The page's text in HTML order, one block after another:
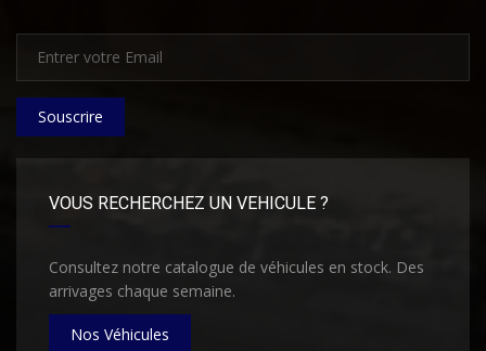
Souscrire
VOUS RECHERCHEZ UN VEHICULE ?
Consultez notre catalogue de véhicules en stock. Des
arrivages chaque semaine.
Nos Véhicules